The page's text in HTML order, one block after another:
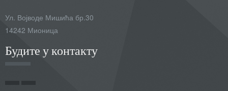
Ул. Војводе Мишића бр.30
14242 Мионица
Будите у контакту